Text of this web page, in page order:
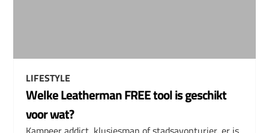
LIFESTYLE
Welke Leatherman FREE tool is geschikt
voor wat?